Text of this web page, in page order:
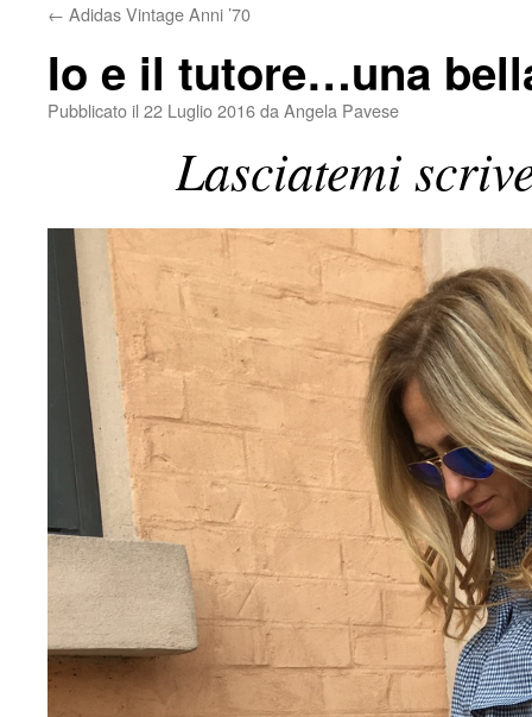
← Adidas Vintage Anni ’70
Io e il tutore…una
Pubblicato il 22 Luglio 2016da Angela Pavese
Lasciatemi